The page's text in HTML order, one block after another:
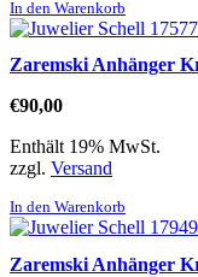
In den Warenkorb
Zaremski Anhänger
€90,00
Enthält 19% MwSt.
zzgl. Versand
In den Warenkorb
Zaremski Anhänger